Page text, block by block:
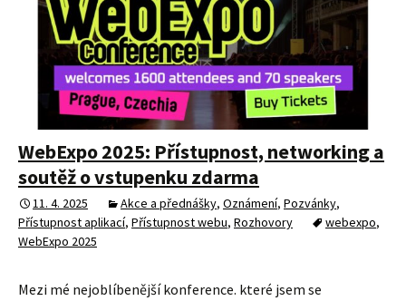
WebExpo 2025: Přístupnost, networking a
soutěž o vstupenku zdarma
11. 4. 2025 Akce a přednášky, Oznámení, Pozvánky,
Přístupnost aplikací, Přístupnost webu, Rozhovory webexpo,
WebExpo 2025
Mezi mé nejoblíbenější konference. které jsem se